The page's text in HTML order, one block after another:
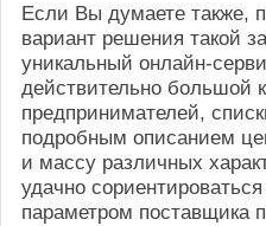
Если Вы думаете также,
вариант решения такой
уникальный онлайн-
действительно большой
предпринимателей,
подробным описанием
и массу различных
удачно
параметром поставщика